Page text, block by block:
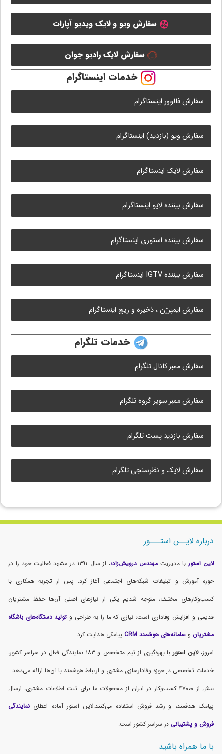
سفارش ویو و لایک ویدیو آپارات
سفارش لایک رادیو جوان
خدمات اینستاگرام
سفارش فالوور اینستاگرام
سفارش ویو (بازدید) اینستاگرام
سفارش لایک اینستاگرام
سفارش بیننده لایو اینستاگرام
سفارش بیننده استوری اینستاگرام
سفارش بیننده IGTV اینستاگرام
سفارش ایمپرژن ، ذخیره و ریچ اینستاگرام
خدمات تلگرام
سفارش ممبر کانال تلگرام
سفارش ممبر سوپر گروه تلگرام
سفارش بازدید پست تلگرام
سفارش لایک و نظرسنجی تلگرام